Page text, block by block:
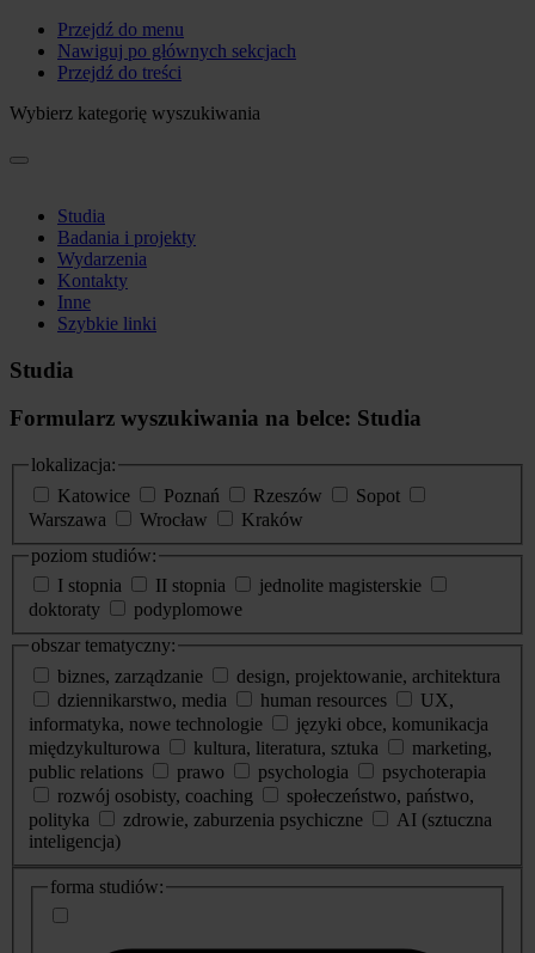
Przejdź do menu
Nawiguj po głównych sekcjach
Przejdź do treści
Wybierz kategorię wyszukiwania
Studia
Badania i projekty
Wydarzenia
Kontakty
Inne
Szybkie linki
Studia
Formularz wyszukiwania na belce: Studia
lokalizacja:
Katowice
Poznań Rzeszów
Sopot
Warszawa
Wrocław
Kraków
poziom studiów:
I stopnia
II stopnia
jednolite magisterskie
doktoraty
podyplomowe
obszar tematyczny:
biznes, zarządzanie
design, projektowanie, architektura
dziennikarstwo, media
human resources
UX,
informatyka, nowe technologie
języki obce, komunikacja
międzykulturowa
kultura, literatura, sztuka
marketing,
public relations
prawo psychologia
psychoterapia
rozwój osobisty, coaching
społeczeństwo, państwo,
polityka
zdrowie, zaburzenia psychiczne
AI (sztuczna
inteligencja)
dodatkowe
informacje
forma studiów: